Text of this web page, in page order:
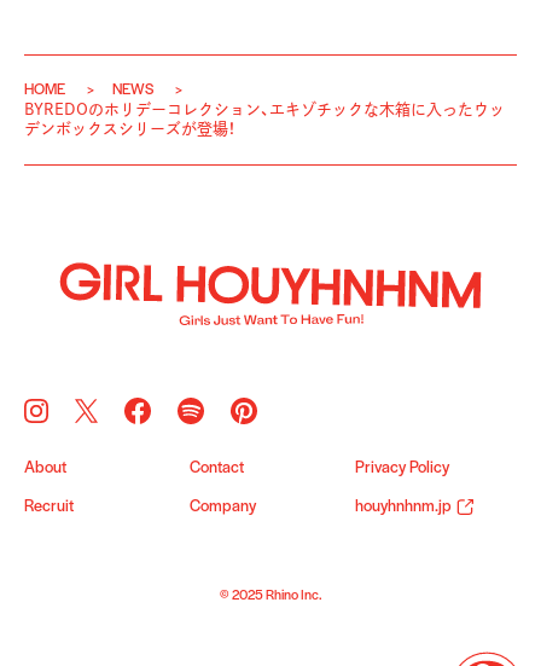
HOME
NEWS
BYREDOのホリデーコレクション、エキゾチックな木箱に入ったウッ
デンボックスシリーズが登場！
About Contact Privacy Policy
Recruit Company houyhnhnm.jp
© 2025 Rhino Inc.